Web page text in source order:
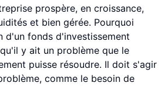
prospère, en croissance,
et bien gérée. Pourquoi
d'un fonds d'investissement
y ait un problème que le
puisse résoudre. Il doit s'agir
comme le besoin de